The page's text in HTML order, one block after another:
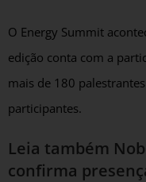
O Energy Summit
edição conta com a
mais de 180
participantes.
Leia também
confirma